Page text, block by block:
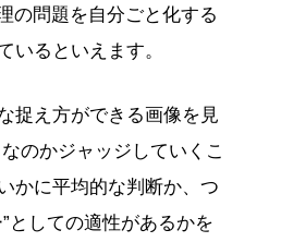
の問題を自分ごと化する
いるといえます。
捉え方ができる画像を見
のかジャッジしていくこ
かに平均的な判断か、つ
としての適性があるかを